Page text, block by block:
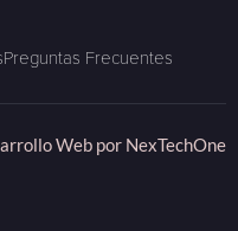
Preguntas Frecuentes
Web por NexTechOne